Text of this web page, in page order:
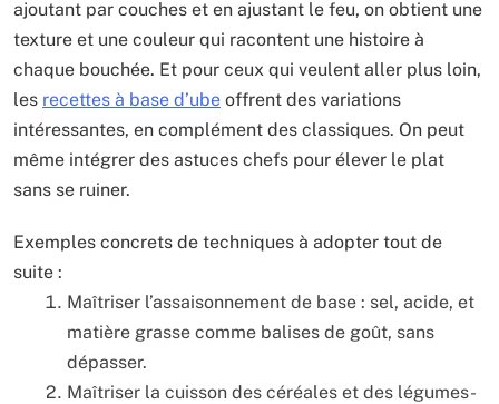
ajoutant par couches et en ajustant le feu, on obtient une
texture et une couleur qui racontent une histoire à
chaque bouchée. Et pour ceux qui veulent aller plus loin,
les recettes à base d’ube offrent des variations
intéressantes, en complément des classiques. On peut
même intégrer des astuces chefs pour élever le plat
sans se ruiner.
Exemples concrets de techniques à adopter tout de
suite :
Maîtriser l’assaisonnement de base : sel, acide, et
matière grasse comme balises de goût, sans
dépasser.
Maîtriser la cuisson des céréales et des légumes-